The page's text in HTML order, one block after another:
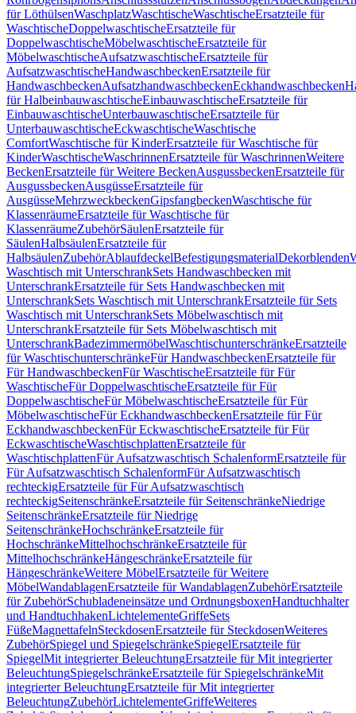
für LöthülsenWaschplatzWaschtischeWaschtischeErsatzteile für
WaschtischeDoppelwaschtischeErsatzteile für
DoppelwaschtischeMöbelwaschtischeErsatzteile für
MöbelwaschtischeAufsatzwaschtischeErsatzteile für
AufsatzwaschtischeHandwaschbeckenErsatzteile für
HandwaschbeckenAufsatzhandwaschbeckenEckhandwaschbecken
für HalbeinbauwaschtischeEinbauwaschtischeErsatzteile für
EinbauwaschtischeUnterbauwaschtischeErsatzteile für
UnterbauwaschtischeEckwaschtischeWaschtische
ComfortWaschtische für KinderErsatzteile für Waschtische für
KinderWaschtischeWaschrinnenErsatzteile für WaschrinnenWeitere
BeckenErsatzteile für Weitere BeckenAusgussbeckenErsatzteile für
AusgussbeckenAusgüsseErsatzteile für
AusgüsseMehrzweckbeckenGipsfangbeckenWaschtische für
KlassenräumeErsatzteile für Waschtische für
KlassenräumeZubehörSäulenErsatzteile für
SäulenHalbsäulenErsatzteile für
HalbsäulenZubehörAblaufdeckelBefestigungsmaterialDekorblenden
Waschtisch mit UnterschrankSets Handwaschbecken mit
UnterschrankErsatzteile für Sets Handwaschbecken mit
UnterschrankSets Waschtisch mit UnterschrankErsatzteile für Sets
Waschtisch mit UnterschrankSets Möbelwaschtisch mit
UnterschrankErsatzteile für Sets Möbelwaschtisch mit
UnterschrankBadezimmermöbelWaschtischunterschränkeErsatzteile
für WaschtischunterschränkeFür HandwaschbeckenErsatzteile für
Für HandwaschbeckenFür WaschtischeErsatzteile für Für
WaschtischeFür DoppelwaschtischeErsatzteile für Für
DoppelwaschtischeFür MöbelwaschtischeErsatzteile für Für
MöbelwaschtischeFür EckhandwaschbeckenErsatzteile für Für
EckhandwaschbeckenFür EckwaschtischeErsatzteile für Für
EckwaschtischeWaschtischplattenErsatzteile für
WaschtischplattenFür Aufsatzwaschtisch SchalenformErsatzteile für
Für Aufsatzwaschtisch SchalenformFür Aufsatzwaschtisch
rechteckigErsatzteile für Für Aufsatzwaschtisch
rechteckigSeitenschränkeErsatzteile für SeitenschränkeNiedrige
SeitenschränkeErsatzteile für Niedrige
SeitenschränkeHochschränkeErsatzteile für
HochschränkeMittelhochschränkeErsatzteile für
MittelhochschränkeHängeschränkeErsatzteile für
HängeschränkeWeitere MöbelErsatzteile für Weitere
MöbelWandablagenErsatzteile für WandablagenZubehörErsatzteile
für ZubehörSchubladeneinsätze und OrdnungsboxenHandtuchhalter
und HandtuchhakenLichtelementeGriffeSets
FüßeMagnettafelnSteckdosenErsatzteile für SteckdosenWeiteres
ZubehörSpiegel und SpiegelschränkeSpiegelErsatzteile für
SpiegelMit integrierter BeleuchtungErsatzteile für Mit integrierter
BeleuchtungSpiegelschränkeErsatzteile für SpiegelschränkeMit
integrierter BeleuchtungErsatzteile für Mit integrierter
BeleuchtungZubehörLichtelementeGriffeWeiteres